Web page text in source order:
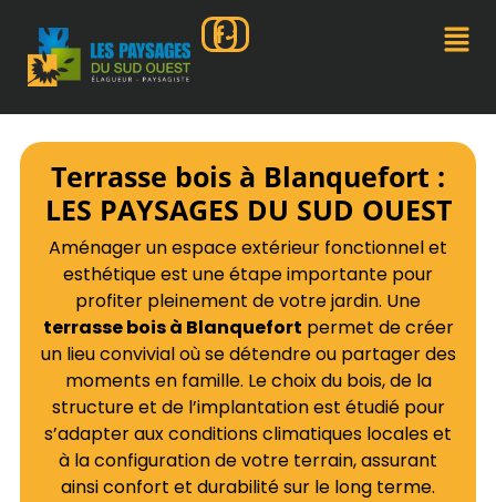
Terrasse bois à Blanquefort :
LES PAYSAGES DU SUD OUEST
Aménager un espace extérieur fonctionnel et
esthétique est une étape importante pour
profiter pleinement de votre jardin. Une
terrasse bois à Blanquefort permet de créer
un lieu convivial où se détendre ou partager des
moments en famille. Le choix du bois, de la
structure et de l’implantation est étudié pour
s’adapter aux conditions climatiques locales et
à la configuration de votre terrain, assurant
ainsi confort et durabilité sur le long terme.